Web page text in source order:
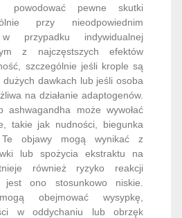
powodować pewne skutki
przy nieodpowiednim
przypadku indywidualnej
z najczęstszych efektów
szczególnie jeśli krople są
dawkach lub jeśli osoba
na działanie adaptogenów.
ashwagandha może wywołać
takie jak nudności, biegunka
objawy mogą wynikać z
lub spożycia ekstraktu na
również ryzyko reakcji
jest ono stosunkowo niskie.
obejmować wysypkę,
w oddychaniu lub obrzęk